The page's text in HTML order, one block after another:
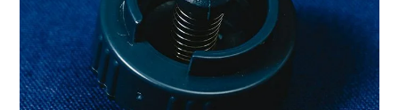
アウトレット